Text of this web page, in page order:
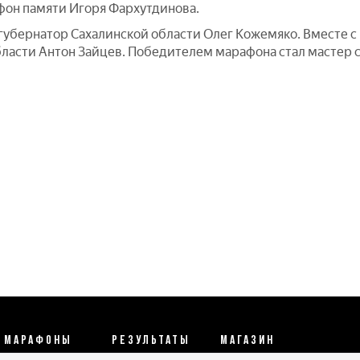
памяти Игоря Фархутдинова.
Сахалинской области Олег Кожемяко.
Антон Зайцев. Победителем марафона стал мастер
МАРАФОНЫ РЕЗУЛЬТАТЫ МАГАЗИН